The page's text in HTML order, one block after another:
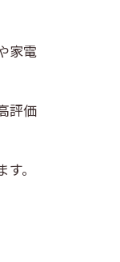
家電
評価
。